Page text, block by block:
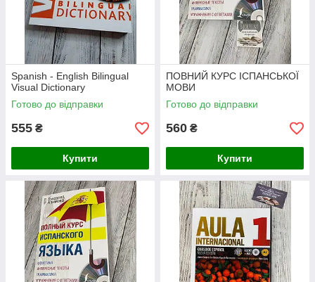
Spanish - English Bilingual
Visual Dictionary
Готово до відправки
555 ₴
Купити
ПОВНИЙ КУРС ІСПАНСЬКОЇ
МОВИ
Готово до відправки
560 ₴
Купити